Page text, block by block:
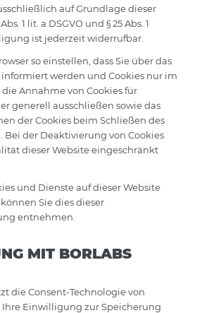
auf Grundlage dieser
1 lit. a DSGVO und § 25 Abs. 1
ist jederzeit widerrufbar.
so einstellen, dass Sie über das
informiert werden und Cookies nur im
Annahme von Cookies für
generell ausschließen sowie das
der Cookies beim Schließen des
Bei der Deaktivierung von Cookies
dieser Website eingeschränkt
und Dienste auf dieser Website
Sie dies dieser
entnehmen.
MIT BORLABS
die Consent-Technologie von
Ihre Einwilligung zur Speicherung